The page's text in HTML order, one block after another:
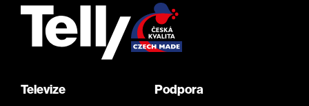
Televize Podpora